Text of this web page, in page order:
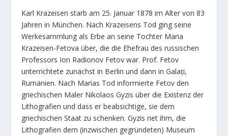
Karl Krazeisen starb am 25. Januar 1878 im Alter von 83
Jahren in München. Nach Krazeisens Tod ging seine
Werkesammlung als Erbe an seine Tochter Maria
Krazeisen-Fetova über, die die Ehefrau des russischen
Professors Ion Radionov Fetov war. Prof. Fetov
unterrichtete zunächst in Berlin und dann in Galați,
Rumänien. Nach Marias Tod informierte Fetov den
griechischen Maler Nikolaos Gyzis über die Existenz der
Lithografien und dass er beabsichtige, sie dem
griechischen Staat zu schenken. Gyzis riet ihm, die
Lithografien dem (inzwischen gegründeten) Museum